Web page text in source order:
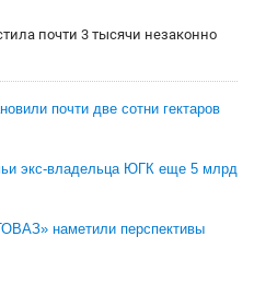
почти 3 тысячи незаконно
почти две сотни гектаров
экс-владельца ЮГК еще 5 млрд
наметили перспективы